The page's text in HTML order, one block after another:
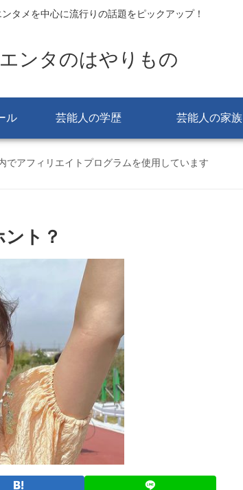
タメを中心に流行りの話題をピックアップ！
エンタのはやりもの
ル 芸能人の学歴 芸能人の家族
でアフィリエイトプログラムを使用しています
ト？